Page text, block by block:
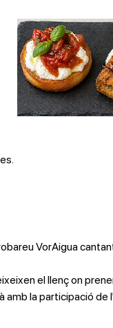
VorAigua
el llenç on
la participació de